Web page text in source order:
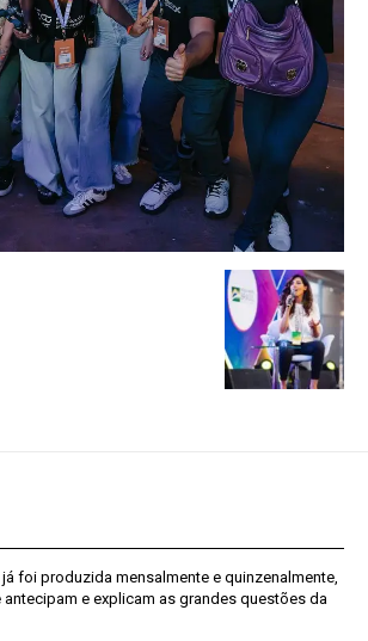
foi produzida mensalmente e quinzenalmente,
e explicam as grandes questões da